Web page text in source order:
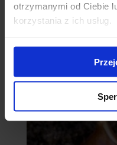
otrzymanymi od Ciebie
korzystania z ich usług.